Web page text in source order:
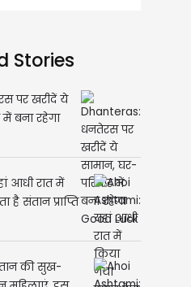
Stories
पर खरीदें ये
में बना रहेगा
आधी रात में
है संतान प्राप्ति